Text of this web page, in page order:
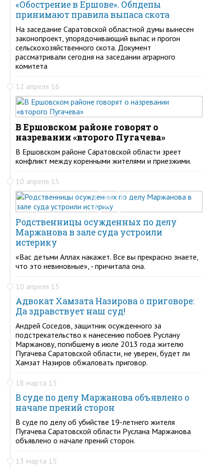
«Обострение в Ершове». Облдепы
принимают правила выпаса скота
На заседание Саратовской областной думы вынесен
законопроект, упорядочивающий выпас и прогон
сельскохозяйственного скота. Документ
рассматривали сегодня на заседании аграрного
комитета
12 апреля 16
В Ершовском районе говорят о
назревании «второго Пугачева»
В Ершовском районе Саратовской области зреет
конфликт между коренными жителями и приезжими.
10 апреля 15
Родственницы осужденных по делу
Маржанова в зале суда устроили
истерику
«Вас детьми Аллах накажет. Все вы прекрасно знаете,
что это невиновные», - причитала она.
10 апреля 15
Адвокат Хамзата Назирова о приговоре:
Да здравствует наш суд!
Андрей Соседов, защитник осужденного за
подстрекательство к нанесению побоев Руслану
Маржанову, погибшему в июле 2013 года жителю
Пугачева Саратовской области, не уверен, будет ли
Хамзат Назиров обжаловать приговор.
18 марта 15
В суде по делу Маржанова объявлено о
начале прений сторон
В суде по делу об убийстве 19-летнего жителя
Пугачева Саратовской области Руслана Маржанова
объявлено о начале прений сторон.
13 марта 15